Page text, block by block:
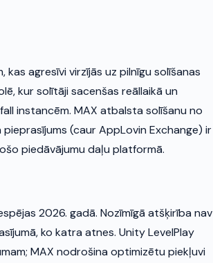
agresīvi virzījās uz pilnīgu solīšanas
kur solītāji sacenšas reāllaikā un
instancēm. MAX atbalsta solīšanu no
(caur AppLovin Exchange) ir
piedāvājumu daļu platformā.
2026. gadā. Nozīmīgā atšķirība nav
ko katra atnes. Unity LevelPlay
MAX nodrošina optimizētu piekļuvi